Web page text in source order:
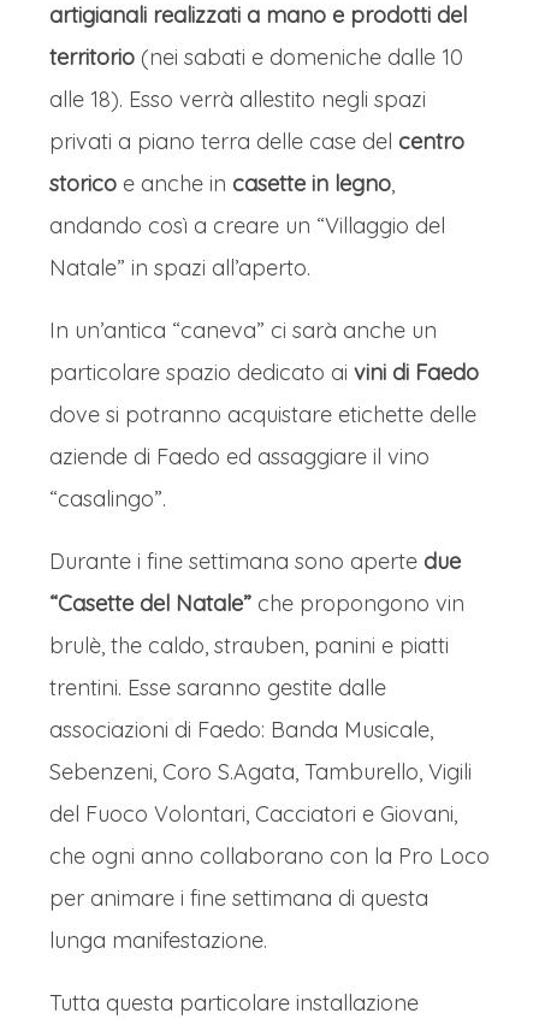
artigianali realizzati a mano e prodotti del
territorio (nei sabati e domeniche dalle 10
alle 18). Esso verrà allestito negli spazi
privati a piano terra delle case del centro
storico e anche in casette in legno,
andando così a creare un “Villaggio del
Natale” in spazi all’aperto.
In un’antica “caneva” ci sarà anche un
particolare spazio dedicato ai vini di Faedo
dove si potranno acquistare etichette delle
aziende di Faedo ed assaggiare il vino
“casalingo”.
Durante i fine settimana sono aperte due
“Casette del Natale” che propongono vin
brulè, the caldo, strauben, panini e piatti
trentini. Esse saranno gestite dalle
associazioni di Faedo: Banda Musicale,
Sebenzeni, Coro S.Agata, Tamburello, Vigili
del Fuoco Volontari, Cacciatori e Giovani,
che ogni anno collaborano con la Pro Loco
per animare i fine settimana di questa
lunga manifestazione.
Tutta questa particolare installazione